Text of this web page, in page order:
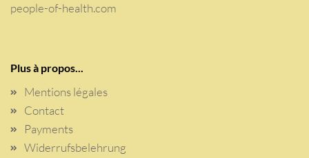
people-of-health.com
Plus à propos...
Mentions légales
Contact
Payments
Widerrufsbelehrung